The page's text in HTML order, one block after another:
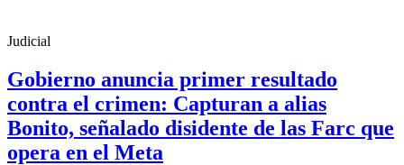
Judicial
Gobierno anuncia primer resultado
contra el crimen: Capturan a alias
Bonito, señalado disidente de las Farc que
opera en el Meta